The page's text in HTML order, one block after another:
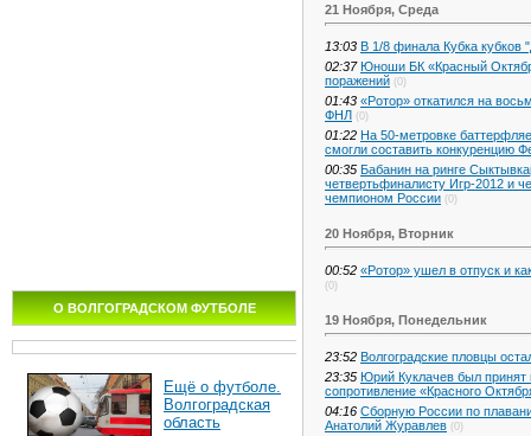
О ВОЛГОГРАДСКОМ ФУТБОЛЕ
Ещё о футболе.
Волгоградская
область
21 Ноября, Среда
13:03 В 1/8 финала Кубка кубков
02:37 Юноши БК «Красный
поражений (0)
01:43 «Ротор» откатился на
ФНЛ (0)
01:22 На 50-метровке
смогли составить конкуренцию
00:35 Бабанин на ринге
четвертьфиналисту Игр-2012 и
чемпионом России (0)
20 Ноября, Вторник
00:52 «Ротор» ушел в отпуск и
(0)
19 Ноября, Понедельник
23:52 Волгоградские пловцы
23:35 Юрий Куклачев был принят
сопротивление «Красного
04:16 Сборную России по
Анатолий Журавлев (0)